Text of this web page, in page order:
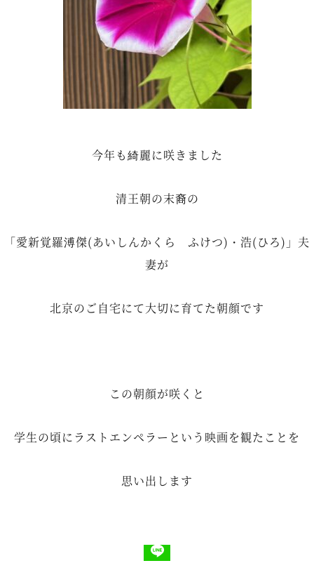
今年も綺麗に咲きました
清王朝の末裔の
「愛新覚羅溥傑(あいしんかくら ふけつ)・浩(ひろ)」夫
妻が
北京のご自宅にて大切に育てた朝顔です
この朝顔が咲くと
学生の頃にラストエンペラーという映画を観たことを
思い出します